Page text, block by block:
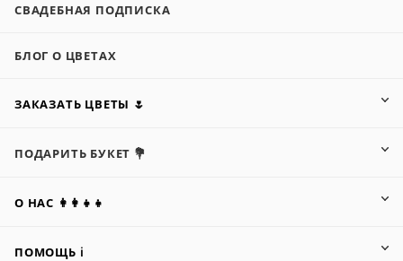
СВАДЕБНАЯ ПОДПИСКА
БЛОГ О ЦВЕТАХ
ЗАКАЗАТЬ ЦВЕТЫ 🌷
ПОДАРИТЬ БУКЕТ 💐
О НАС 👩‍👩‍👧‍👧
ПОМОЩЬ ℹ️